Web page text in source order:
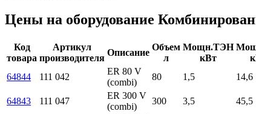
Цены на оборудование
Код
товара
Артикул
производителя
Описание
Объем
л
Мощн.ТЭН
кВт
64844
111 042
ЕR 80 V
(combi)
80 1,5 14,6
64843 111 047
ЕR 300 V
(combi)
300 3,5 45,5